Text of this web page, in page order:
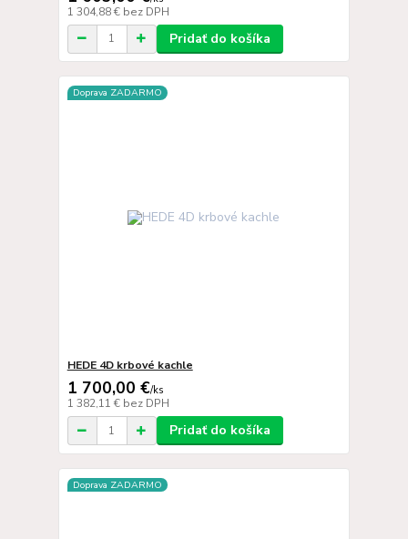
1 304,88 € bez DPH
Pridať do košíka
Doprava ZADARMO
HEDE 4D krbové kachle
1 700,00 €/ks
1 382,11 € bez DPH
Pridať do košíka
Doprava ZADARMO